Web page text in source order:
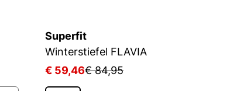
Superfit
Winterstiefel FLAVIA
€ 59,46€ 84,95